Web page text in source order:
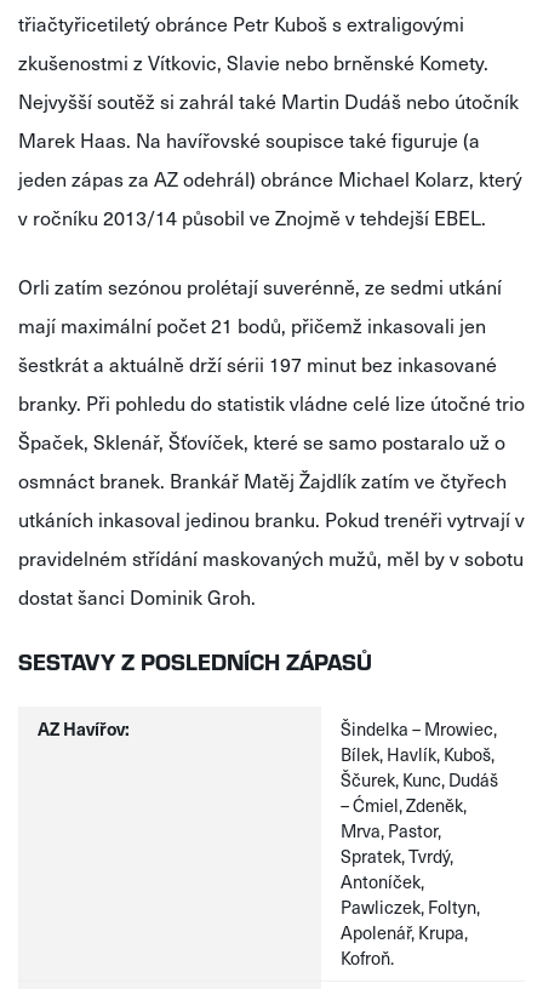
třiačtyřicetiletý obránce Petr Kuboš s extraligovými
zkušenostmi z Vítkovic, Slavie nebo brněnské Komety.
Nejvyšší soutěž si zahrál také Martin Dudáš nebo útočník
Marek Haas. Na havířovské soupisce také figuruje (a
jeden zápas za AZ odehrál) obránce Michael Kolarz, který
v ročníku 2013/14 působil ve Znojmě v tehdejší EBEL.
Orli zatím sezónou prolétají suverénně, ze sedmi utkání
mají maximální počet 21 bodů, přičemž inkasovali jen
šestkrát a aktuálně drží sérii 197 minut bez inkasované
branky. Při pohledu do statistik vládne celé lize útočné trio
Špaček, Sklenář, Šťovíček, které se samo postaralo už o
osmnáct branek. Brankář Matěj Žajdlík zatím ve čtyřech
utkáních inkasoval jedinou branku. Pokud trenéři vytrvají v
pravidelném střídání maskovaných mužů, měl by v sobotu
dostat šanci Dominik Groh.
SESTAVY Z POSLEDNÍCH ZÁPASŮ
AZ Havířov:
Šindelka – Mrowiec,
Bílek, Havlík, Kuboš,
Ščurek, Kunc, Dudáš
– Ćmiel, Zdeněk,
Mrva, Pastor,
Spratek, Tvrdý,
Antoníček,
Pawliczek, Foltyn,
Apolenář, Krupa,
Kofroň.